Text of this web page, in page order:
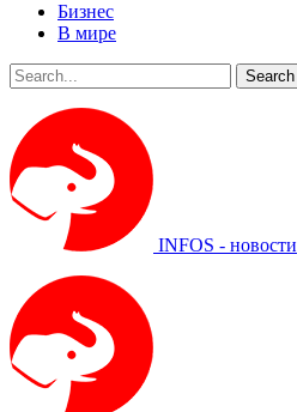
Бизнес
В мире
INFOS - новости